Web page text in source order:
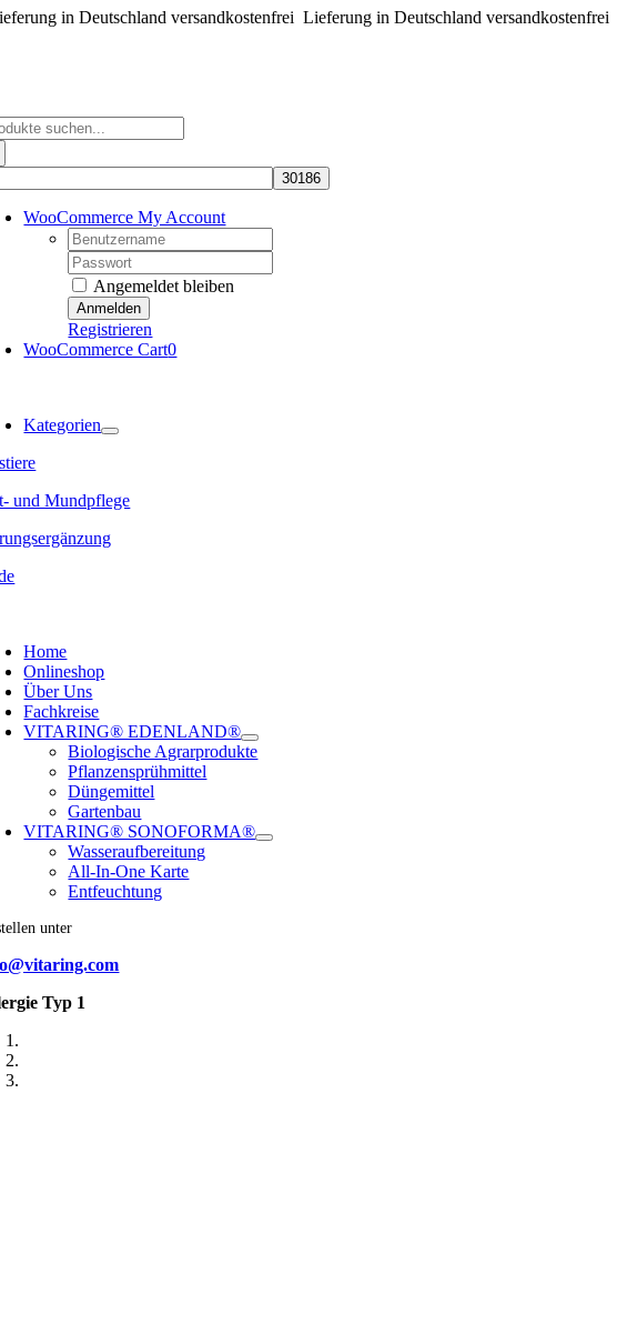
Zum
in Deutschland versandkostenfreiLieferung in Deutschland versandkostenfrei
WooCommerce My Account
Username:
Password:
Angemeldet bleiben
Registrieren
WooCommerce Cart0
Kategorien
und Mundpflege
Home
Onlineshop
Über Uns
Fachkreise
VITARING® EDENLAND®
Biologische Agrarprodukte
Pflanzensprühmittel
Düngemittel
Gartenbau
VITARING® SONOFORMA®
Wasseraufbereitung
All-In-One Karte
Entfeuchtung
unter
Typ 1